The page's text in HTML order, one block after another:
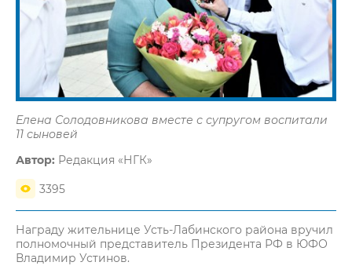
Елена Солодовникова вместе с супругом воспитали
11 сыновей
Автор: Редакция «НГК»
3395
Награду жительнице Усть-Лабинского района вручил
полномочный представитель Президента РФ в ЮФО
Владимир Устинов.